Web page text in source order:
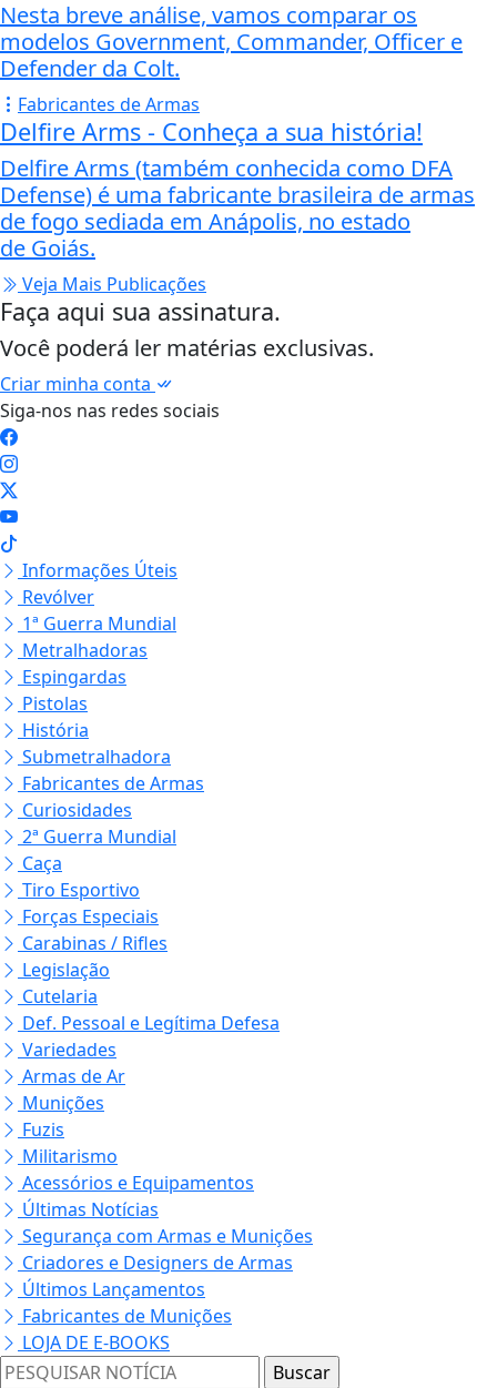
Nesta breve análise, vamos comparar os
modelos Government, Commander, Officer e
Defender da Colt.
Fabricantes de Armas
Delfire Arms - Conheça a sua história!
Delfire Arms (também conhecida como DFA
Defense) é uma fabricante brasileira de armas
de fogo sediada em Anápolis, no estado
de Goiás.
Veja Mais Publicações
Faça aqui sua assinatura.
Você poderá ler matérias exclusivas.
Criar minha conta
Siga-nos nas redes sociais
Informações Úteis
Revólver
1ª Guerra Mundial
Metralhadoras
Espingardas
Pistolas
História
Submetralhadora
Fabricantes de Armas
Curiosidades
2ª Guerra Mundial
Caça
Tiro Esportivo
Forças Especiais
Carabinas / Rifles
Legislação
Cutelaria
Def. Pessoal e Legítima Defesa
Variedades
Armas de Ar
Munições
Fuzis
Militarismo
Acessórios e Equipamentos
Últimas Notícias
Segurança com Armas e Munições
Criadores e Designers de Armas
Últimos Lançamentos
Fabricantes de Munições
LOJA DE E-BOOKS